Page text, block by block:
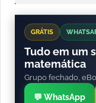
GRÁTIS
Tudo em um
matemática
Grupo fechado,
💬 WhatsApp